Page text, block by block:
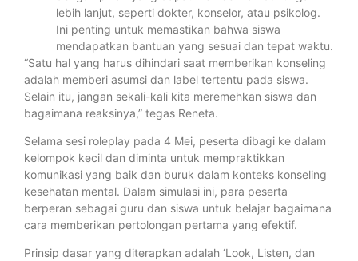
lebih lanjut, seperti dokter, konselor, atau psikolog.
Ini penting untuk memastikan bahwa siswa
mendapatkan bantuan yang sesuai dan tepat waktu.
“Satu hal yang harus dihindari saat memberikan konseling
adalah memberi asumsi dan label tertentu pada siswa.
Selain itu, jangan sekali-kali kita meremehkan siswa dan
bagaimana reaksinya,” tegas Reneta.
Selama sesi roleplay pada 4 Mei, peserta dibagi ke dalam
kelompok kecil dan diminta untuk mempraktikkan
komunikasi yang baik dan buruk dalam konteks konseling
kesehatan mental. Dalam simulasi ini, para peserta
berperan sebagai guru dan siswa untuk belajar bagaimana
cara memberikan pertolongan pertama yang efektif.
Prinsip dasar yang diterapkan adalah ‘Look, Listen, dan